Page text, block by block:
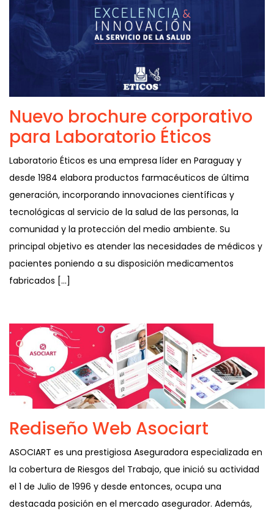
Nuevo brochure corporativo
para Laboratorio Éticos
Laboratorio Éticos es una empresa líder en Paraguay y
desde 1984 elabora productos farmacéuticos de última
generación, incorporando innovaciones científicas y
tecnológicas al servicio de la salud de las personas, la
comunidad y la protección del medio ambiente. Su
principal objetivo es atender las necesidades de médicos y
pacientes poniendo a su disposición medicamentos
fabricados […]
Rediseño Web Asociart
ASOCIART es una prestigiosa Aseguradora especializada en
la cobertura de Riesgos del Trabajo, que inició su actividad
el 1 de Julio de 1996 y desde entonces, ocupa una
destacada posición en el mercado asegurador. Además,